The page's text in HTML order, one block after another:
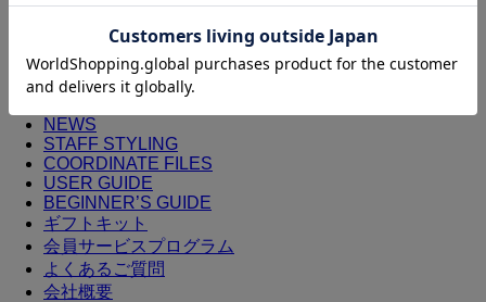
手鏡/メイクミラー
その他
ALL
その他
NEWS
STAFF STYLING
COORDINATE FILES
USER GUIDE
BEGINNER’S GUIDE
ギフトキット
会員サービスプログラム
よくあるご質問
会社概要